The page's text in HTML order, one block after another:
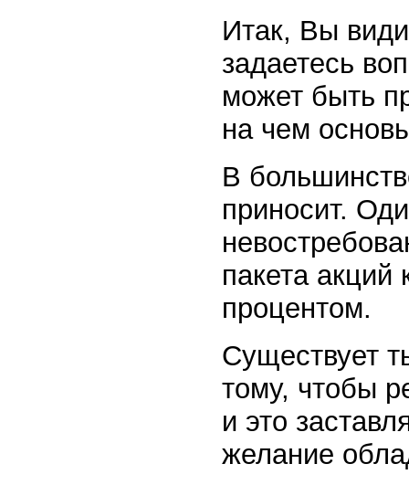
Итак, Вы
задаетесь
может быть
на чем
В
приносит.
пакета
процентом.
Существует
тому, чтобы
и это
желание